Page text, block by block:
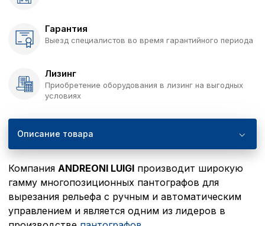
Гарантия
Выезд специалистов во время гарантийного периода
Лизинг
Приобретение оборудования в лизинг на выгодных
условиях
Описание товара
Компания ANDREONI LUIGI производит широкую
гамму многопозиционных пантографов для
вырезания рельефа с ручным и автоматическим
управлением и является одним из лидеров в